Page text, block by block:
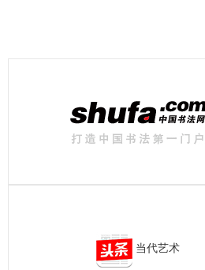
当代艺术